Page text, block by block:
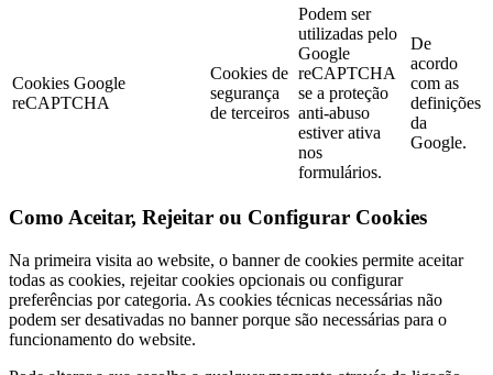
Cookies Google
reCAPTCHA
Cookies de
segurança
de terceiros
Podem ser
utilizadas pelo
Google
reCAPTCHA
se a proteção
anti-abuso
estiver ativa
nos
formulários.
De
acordo
com as
definições
da
Google.
Como Aceitar, Rejeitar ou Configurar Cookies
Na primeira visita ao website, o banner de cookies permite aceitar
todas as cookies, rejeitar cookies opcionais ou configurar
preferências por categoria. As cookies técnicas necessárias não
podem ser desativadas no banner porque são necessárias para o
funcionamento do website.